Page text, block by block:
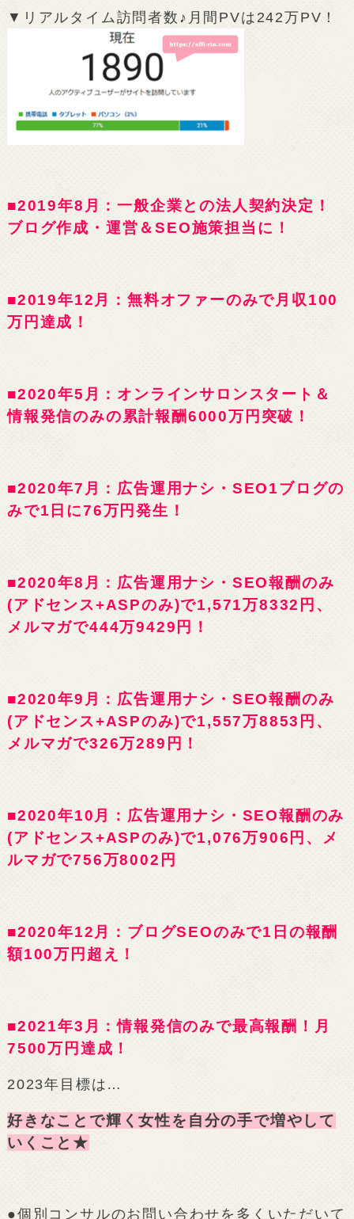
▼リアルタイム訪問者数♪月間PVは242万PV！
■2019年8月：一般企業との法人契約決定！
ブログ作成・運営＆SEO施策担当に！
■2019年12月：無料オファーのみで月収100
万円達成！
■2020年5月：オンラインサロンスタート＆
情報発信のみの累計報酬6000万円突破！
■2020年7月：広告運用ナシ・SEO1ブログの
みで1日に76万円発生！
■2020年8月：広告運用ナシ・SEO報酬のみ
(アドセンス+ASPのみ)で1,571万8332円、
メルマガで444万9429円！
■2020年9月：広告運用ナシ・SEO報酬のみ
(アドセンス+ASPのみ)で1,557万8853円、
メルマガで326万289円！
■2020年10月：広告運用ナシ・SEO報酬のみ
(アドセンス+ASPのみ)で1,076万906円、メ
ルマガで756万8002円
■2020年12月：ブログSEOのみで1日の報酬
額100万円超え！
■2021年3月：情報発信のみで最高報酬！月
7500万円達成！
2023年目標は…
好きなことで輝く女性を自分の手で増やして
いくこと★
●個別コンサルのお問い合わせを多くいただいて